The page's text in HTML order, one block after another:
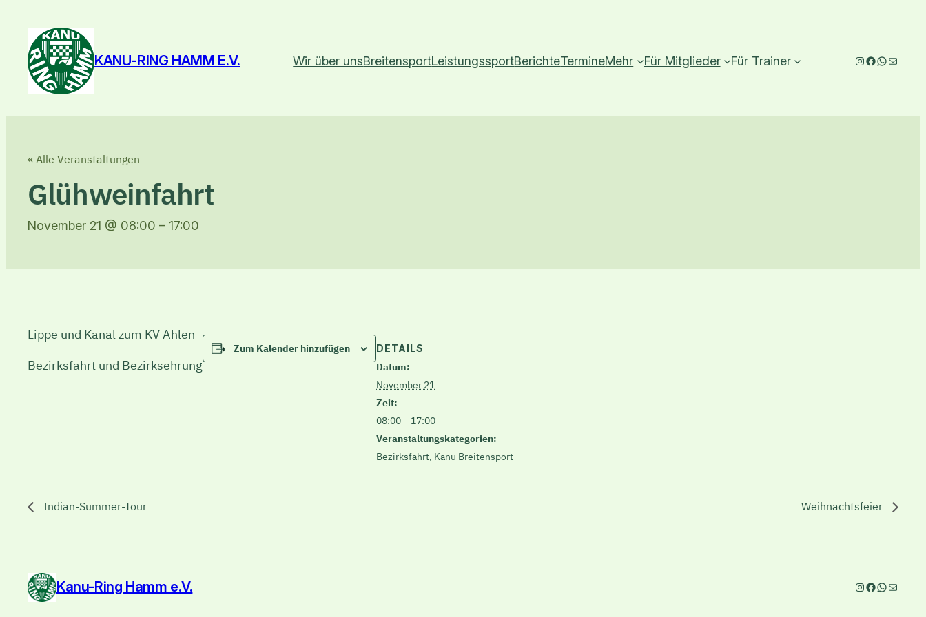
KANU-RING HAMM E.V. Wir über unsBreitensportLeistungssportBerichteTermineMehr Für Mitglieder Für Trainer Instagram
Facebook
E-Mail
« Alle Veranstaltungen
Glühweinfahrt
November 21 @ 08:00 – 17:00
Lippe und Kanal zum KV Ahlen
Bezirksfahrt und Bezirksehrung
Zum Kalender hinzufügen DETAILS
Datum:
November 21
Zeit:
08:00 – 17:00
Veranstaltungskategorien:
Bezirksfahrt, Kanu Breitensport
Indian-Summer-Tour Weihnachtsfeier
Kanu-Ring Hamm e.V. Instagram
Facebook
E-Mail